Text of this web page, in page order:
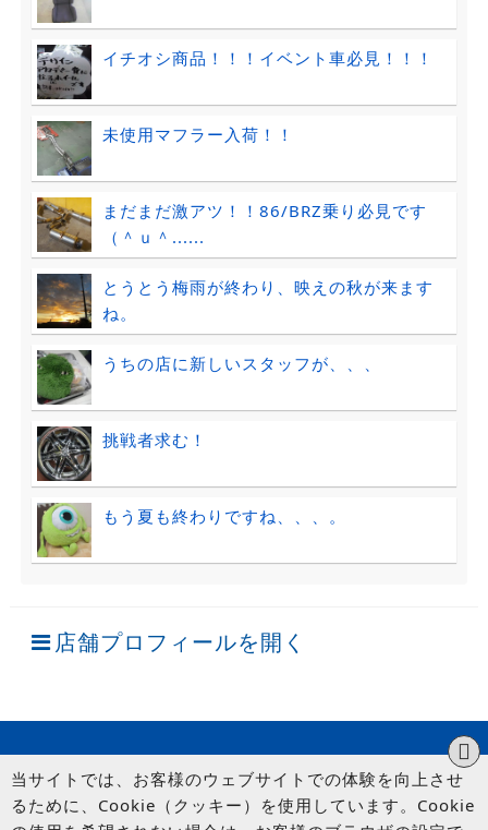
イチオシ商品！！！イベント車必見！！！
未使用マフラー入荷！！
まだまだ激アツ！！86/BRZ乗り必見です
（＾ｕ＾......
とうとう梅雨が終わり、映えの秋が来ます
ね。
うちの店に新しいスタッフが、、、
挑戦者求む！
もう夏も終わりですね、、、。
店舗プロフィールを開く
当サイトでは、お客様のウェブサイトでの体験を向上させ
るために、Cookie（クッキー）を使用しています。Cookie